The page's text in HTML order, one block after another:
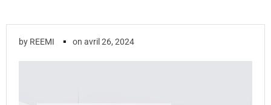
by REEMI ▪ on avril 26, 2024